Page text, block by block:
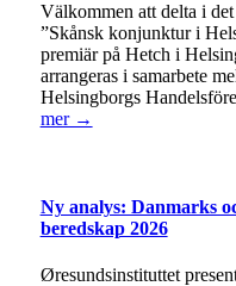
Välkommen att delta i
”Skånsk konjunktur i
premiär på Hetch i
arrangeras i samarbete
Helsingborgs
mer →
Ny analys: Danmarks
beredskap 2026
Øresundsinstituttet